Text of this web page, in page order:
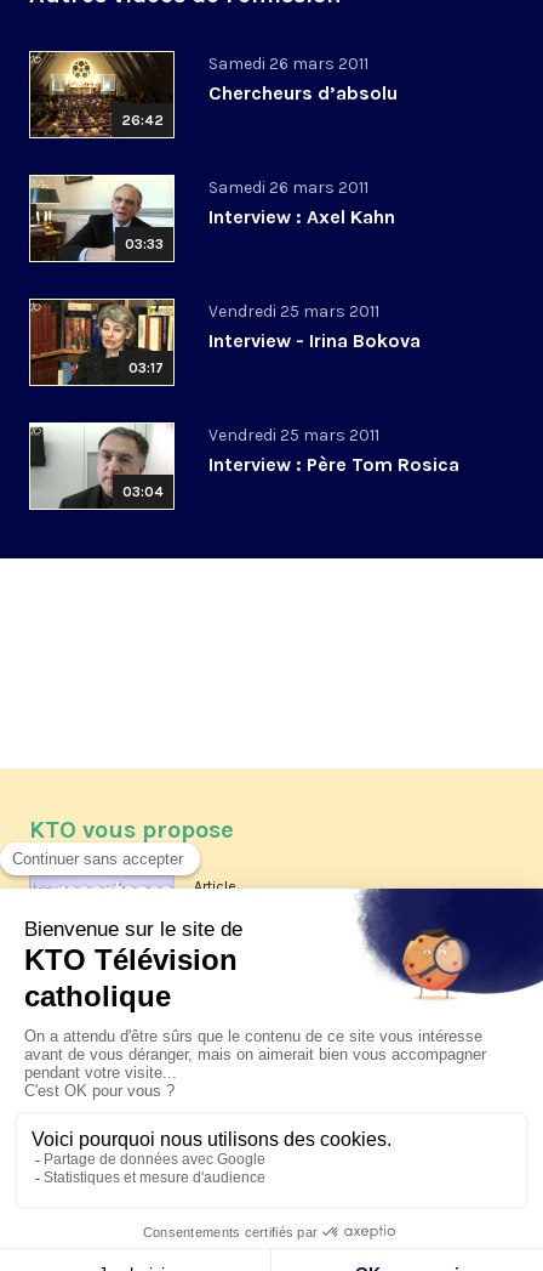
26:42
Samedi 26 mars 2011
Chercheurs d’absolu
03:33
Samedi 26 mars 2011
Interview : Axel Kahn
03:17
Vendredi 25 mars 2011
Interview - Irina Bokova
03:04
Vendredi 25 mars 2011
Interview : Père Tom Rosica
KTO vous propose
Article
Les reportages d'été 2026 de KTO
La visite pastorale du pape Léon
XIV à Assise à suivre sur KTO le
jeudi 6 août
Le pape en Uruguay, Argentine et
Pérou du 6 au 17 novembre 2026